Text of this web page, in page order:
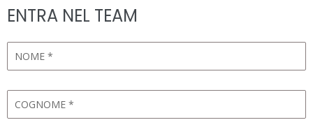
ENTRA NEL TEAM